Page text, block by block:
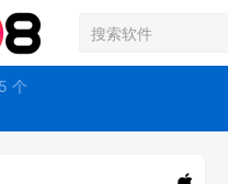
登录
个